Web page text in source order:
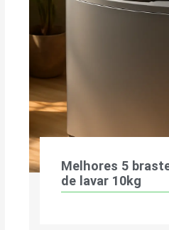
Melhores 5
de lavar 10kg